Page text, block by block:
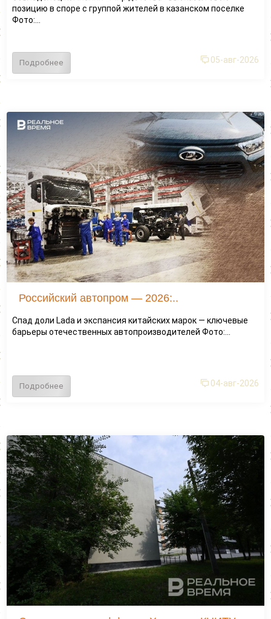
позицию в споре с группой жителей в казанском поселке
Фото:...
Подробнее 05-авг-2026
Российский автопром — 2026:..
Спад доли Lada и экспансия китайских марок — ключевые
барьеры отечественных автопроизводителей Фото:...
Подробнее 04-авг-2026